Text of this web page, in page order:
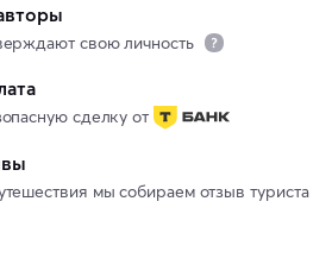
свою личность
сделку от
мы собираем отзыв туриста